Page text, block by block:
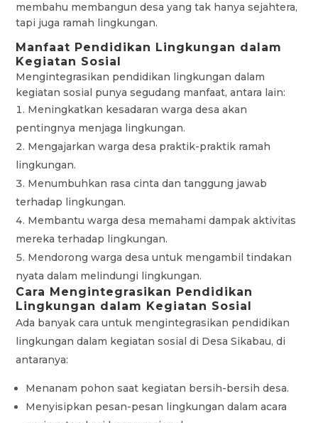
membahu membangun desa yang tak hanya sejahtera,
tapi juga ramah lingkungan.
Manfaat Pendidikan Lingkungan dalam
Kegiatan Sosial
Mengintegrasikan pendidikan lingkungan dalam
kegiatan sosial punya segudang manfaat, antara lain:
Meningkatkan kesadaran warga desa akan
pentingnya menjaga lingkungan.
Mengajarkan warga desa praktik-praktik ramah
lingkungan.
Menumbuhkan rasa cinta dan tanggung jawab
terhadap lingkungan.
Membantu warga desa memahami dampak aktivitas
mereka terhadap lingkungan.
Mendorong warga desa untuk mengambil tindakan
nyata dalam melindungi lingkungan.
Cara Mengintegrasikan Pendidikan
Lingkungan dalam Kegiatan Sosial
Ada banyak cara untuk mengintegrasikan pendidikan
lingkungan dalam kegiatan sosial di Desa Sikabau, di
antaranya:
Menanam pohon saat kegiatan bersih-bersih desa.
Menyisipkan pesan-pesan lingkungan dalam acara